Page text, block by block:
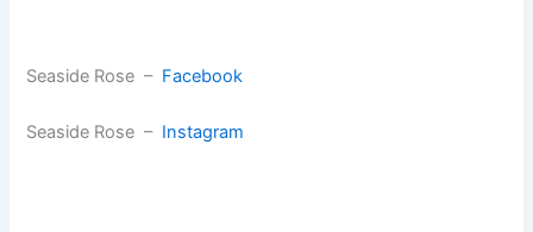
Seaside Rose – Facebook
Seaside Rose – Instagram